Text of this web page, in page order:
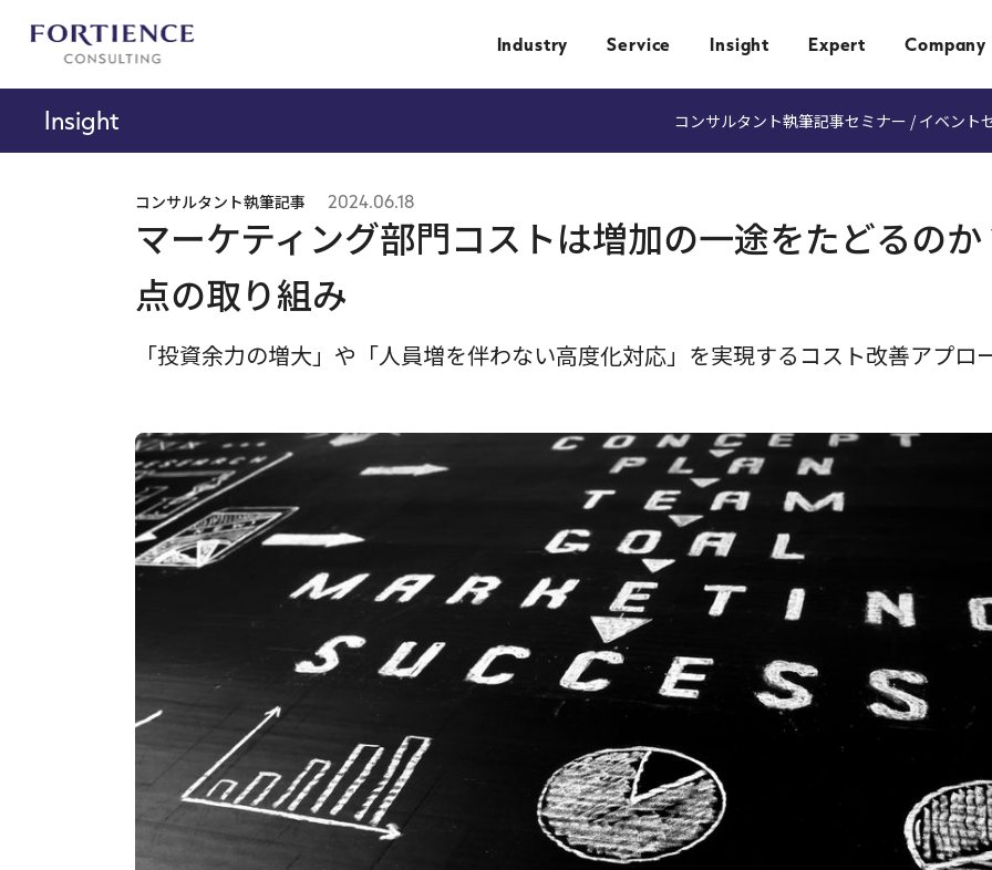
Industry Service Insight Expert Company
Insight コンサルタント執筆記事セミナー / イベント
マーケティング部門コストは増加の一途をたどるの
点の取り組み
「投資余力の増大」や「人員増を伴わない高度化対応」を実現するコスト改善アプロ
コンサルタント執筆記事 2024.06.18